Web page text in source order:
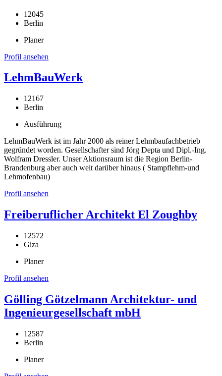
12045
Berlin
Planer
Profil ansehen
LehmBauWerk
12167
Berlin
Ausführung
LehmBauWerk ist im Jahr 2000 als reiner Lehmbaufachbetrieb
gegründet worden. Gesellschafter sind Jörg Depta und Dipl.-Ing.
Wolfram Dressler. Unser Aktionsraum ist die Region Berlin-
Brandenburg aber auch weit darüber hinaus ( Stampflehm-und
Lehmofenbau)
Profil ansehen
Freiberuflicher Architekt El Zoughby
12572
Giza
Planer
Profil ansehen
Gölling Götzelmann Architektur- und
Ingenieurgesellschaft mbH
12587
Berlin
Planer